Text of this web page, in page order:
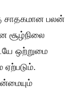
சாதகமான பலன்
சூழ்நிலை
ஒற்றுமை